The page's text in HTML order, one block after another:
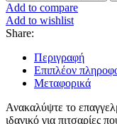
Add to compare
Add to wishlist
Share:
Περιγραφή
Επιπλέον
Μεταφορικά
Ανακαλύψτε το
ιδανικό για πιτσαρίες